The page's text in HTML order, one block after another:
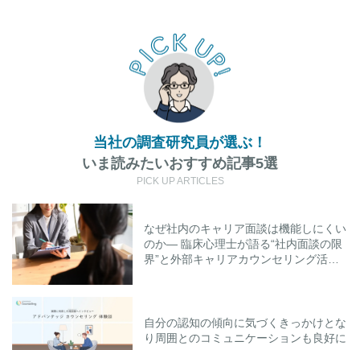
当社の調査研究員が選ぶ！
いま読みたいおすすめ記事5選
PICK UP ARTICLES
なぜ社内のキャリア面談は機能しにくい
のか― 臨床心理士が語る“社内面談の限
界”と外部キャリアカウンセリング活用
自分の認知の傾向に気づくきっかけとな
り周囲とのコミュニケーションも良好に